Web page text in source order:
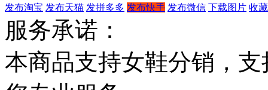
发布淘宝 发布天猫 发拼多多 发布快手 发布微信 下载图片 收
服务承诺：
本商品支持女鞋分销，